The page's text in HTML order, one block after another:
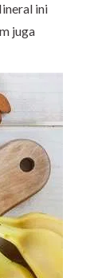
ini
juga